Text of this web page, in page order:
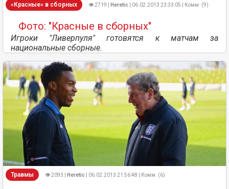
«Красные» в сборных 👁 2719 | Heretic | 06.02.2013 23:33:05 | Комм. (9)
Фото: "Красные в сборных"
Игроки "Ливерпуля" готовятся к матчам за
национальные сборные.
Травмы 👁 2093 | Heretic | 06.02.2013 21:56:48 | Комм. (6)